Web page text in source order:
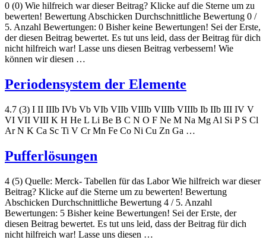
0 (0) Wie hilfreich war dieser Beitrag? Klicke auf die Sterne um zu
bewerten! Bewertung Abschicken Durchschnittliche Bewertung 0 /
5. Anzahl Bewertungen: 0 Bisher keine Bewertungen! Sei der Erste,
der diesen Beitrag bewertet. Es tut uns leid, dass der Beitrag für dich
nicht hilfreich war! Lasse uns diesen Beitrag verbessern! Wie
können wir diesen …
Periodensystem der Elemente
4.7 (3) I II IIIb IVb Vb VIb VIIb VIIIb VIIIb VIIIb Ib IIb III IV V
VI VII VIII K H He L Li Be B C N O F Ne M Na Mg Al Si P S Cl
Ar N K Ca Sc Ti V Cr Mn Fe Co Ni Cu Zn Ga …
Pufferlösungen
4 (5) Quelle: Merck- Tabellen für das Labor Wie hilfreich war dieser
Beitrag? Klicke auf die Sterne um zu bewerten! Bewertung
Abschicken Durchschnittliche Bewertung 4 / 5. Anzahl
Bewertungen: 5 Bisher keine Bewertungen! Sei der Erste, der
diesen Beitrag bewertet. Es tut uns leid, dass der Beitrag für dich
nicht hilfreich war! Lasse uns diesen …